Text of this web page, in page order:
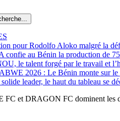
pour Rodolfo Aloko malgré la
confie au Bénin la production de
le talent forgé par le travail et
2026 : Le Bénin monte sur le
leader, le haut du tableau se
et DRAGON FC dominent les